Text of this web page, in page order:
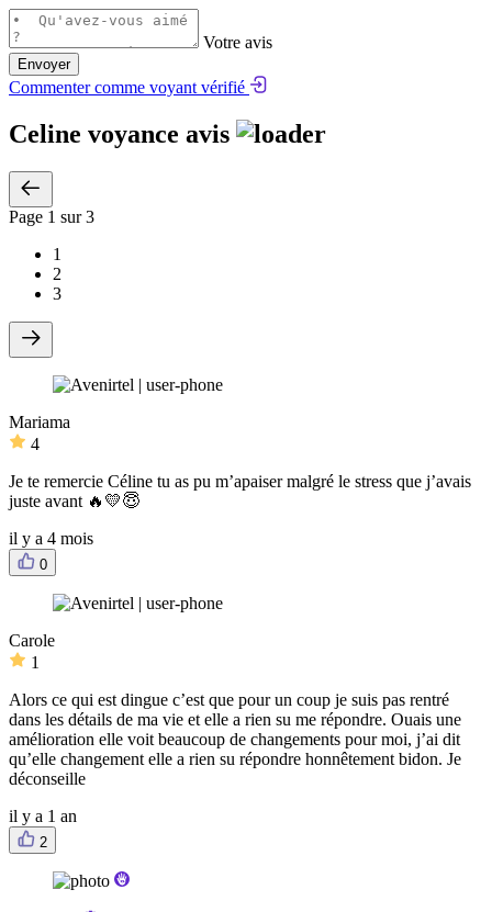
Votre avis
Envoyer
Commenter comme voyant vérifié
Celine voyance avis
Page 1 sur 3
1
2
3
Mariama
4
Je te remercie Céline tu as pu m’apaiser malgré le stress que j’avais
juste avant 🔥💛😇
il y a 4 mois
0
Carole
1
Alors ce qui est dingue c’est que pour un coup je suis pas rentré
dans les détails de ma vie et elle a rien su me répondre. Ouais une
amélioration elle voit beaucoup de changements pour moi, j’ai dit
qu’elle changement elle a rien su répondre honnêtement bidon. Je
déconseille
il y a 1 an
2